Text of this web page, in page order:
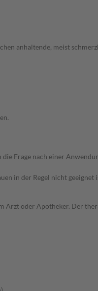
anhaltende, meist
Frage nach einer
in der Regel nicht geeignet
oder Apotheker. Der